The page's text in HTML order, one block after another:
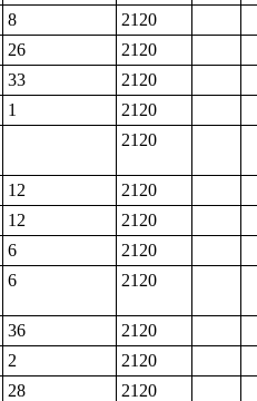
8
2120
26
2120
33
2120
1
2120
2120
12
2120
12
2120
6
2120
6 2120
36
2120
2
2120
28
2120